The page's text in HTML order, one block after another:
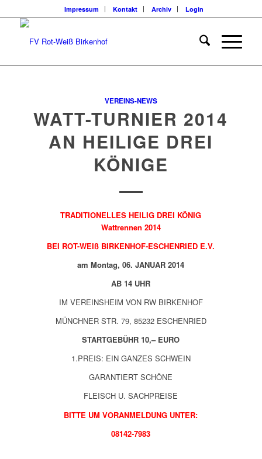
Impressum Kontakt Archiv Login
VEREINS-NEWS
WATT-TURNIER 2014
AN HEILIGE DREI
KÖNIGE
TRADITIONELLES HEILIG DREI KÖNIG
Wattrennen 2014
BEI ROT-WEIß BIRKENHOF-ESCHENRIED E.V.
am Montag, 06. JANUAR 2014
AB 14 UHR
IM VEREINSHEIM VON RW BIRKENHOF
MÜNCHNER STR. 79, 85232 ESCHENRIED
STARTGEBÜHR 10,– EURO
1.PREIS: EIN GANZES SCHWEIN
GARANTIERT SCHÖNE
FLEISCH U. SACHPREISE
BITTE UM VORANMELDUNG UNTER:
08142-7983